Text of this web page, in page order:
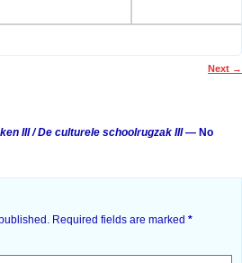
Next →
III / De culturele schoolrugzak III— No
Required fields are marked *